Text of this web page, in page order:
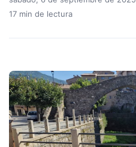
17 min de lectura